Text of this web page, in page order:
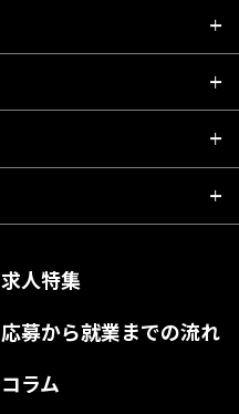
求人特集
応募から就業までの流れ
コラム